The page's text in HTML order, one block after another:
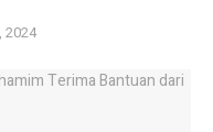
2024